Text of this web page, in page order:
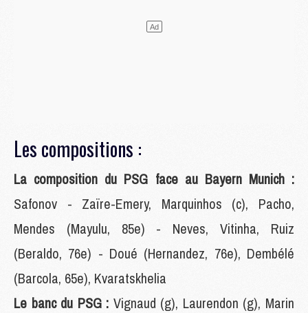
Les compositions :
La composition du PSG face au Bayern Munich :
Safonov - Zaïre-Emery, Marquinhos (c), Pacho,
Mendes (Mayulu, 85e) - Neves, Vitinha, Ruiz
(Beraldo, 76e) - Doué (Hernandez, 76e), Dembélé
(Barcola, 65e), Kvaratskhelia
Le banc du PSG : Vignaud (g), Laurendon (g), Marin